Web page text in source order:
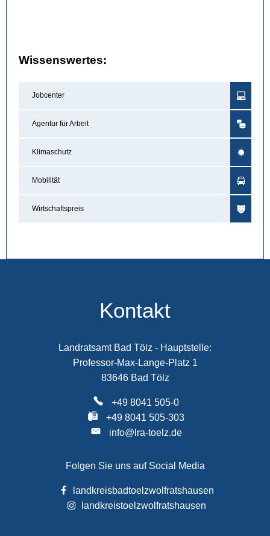
Wissenswertes:
Jobcenter
Agentur für Arbeit
Klimaschutz
Mobilität
Wirtschaftspreis
Kontakt
Landratsamt Bad Tölz - Hauptstelle:
Professor-Max-Lange-Platz 1
83646 Bad Tölz
+49 8041 505-0
+49 8041 505-303
info@lra-toelz.de
Folgen Sie uns auf Social Media
landkreisbadtoelzwolfratshausen
landkreistoelzwolfratshausen